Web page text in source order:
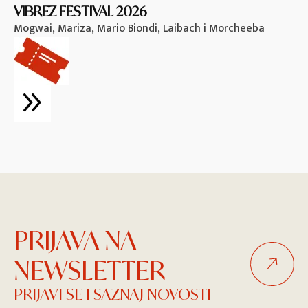
VIBREZ FESTIVAL 2026
Mogwai, Mariza, Mario Biondi, Laibach i Morcheeba
PRIJAVA NA
NEWSLETTER
PRIJAVI SE I SAZNAJ NOVOSTI